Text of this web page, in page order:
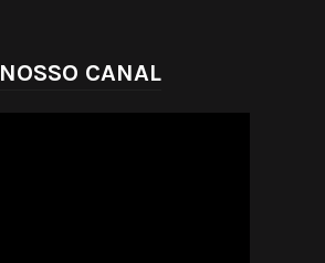
NOSSO CANAL